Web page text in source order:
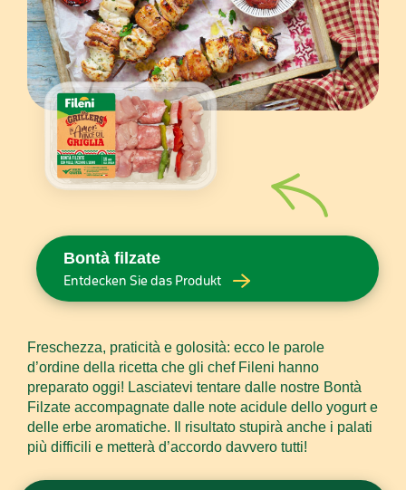
Bontà filzate
Entdecken Sie das Produkt
Freschezza, praticità e golosità: ecco le parole
d’ordine della ricetta che gli chef Fileni hanno
preparato oggi! Lasciatevi tentare dalle nostre Bontà
Filzate accompagnate dalle note acidule dello yogurt e
delle erbe aromatiche. Il risultato stupirà anche i palati
più difficili e metterà d’accordo davvero tutti!